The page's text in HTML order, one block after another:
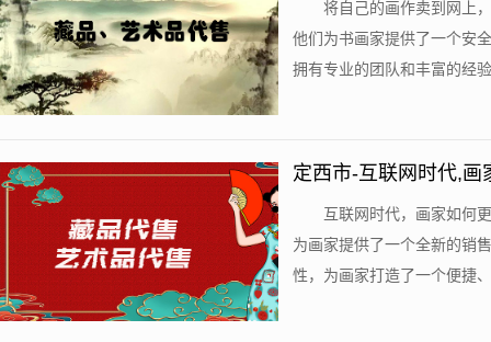
将自己的画作卖到网上
他们为书画家提供了一个安
拥有专业的团队和丰富的经
定西市-互联网时代,画
互联网时代，画家如何
为画家提供了一个全新的销
性，为画家打造了一个便捷